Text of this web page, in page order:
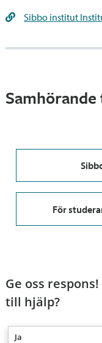
Sibbo institut
För
Ge oss
till hjälp?
Ja